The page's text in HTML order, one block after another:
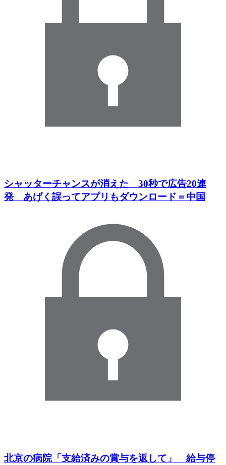
シャッターチャンスが消えた 30秒で広告20連
発 あげく誤ってアプリもダウンロード＝中国
北京の病院「支給済みの賞与を返して」 給与停